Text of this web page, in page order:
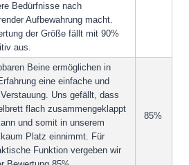
Bedürfnisse nach
Aufbewahrung macht.
der Größe fällt mit 90%
aus.
Beine ermöglichen in
eine einfache und
Uns gefällt, dass
flach zusammengeklappt
und somit in unserem
Platz einnimmt. Für
Funktion vergeben wir
85%